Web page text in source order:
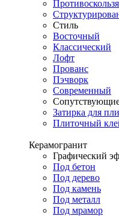
Стиль
Восточный
Классический
Лофт
Прованс
Пэчворк
Современный
Затирка для
Плиточный
Керамогранит
Графический
Под бетон
Под дерево
Под камень
Под металл
Под мрамор